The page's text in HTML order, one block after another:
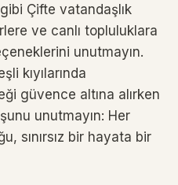
Çifte vatandaşlık
ve canlı topluluklara
unutmayın.
kıyılarında
güvence altına alırken
unutmayın: Her
sınırsız bir hayata bir